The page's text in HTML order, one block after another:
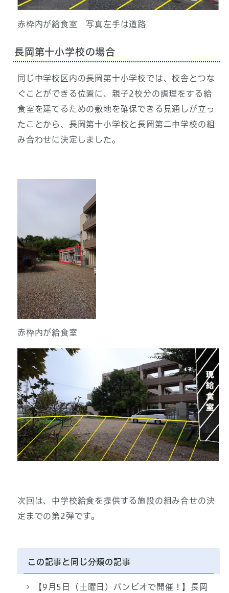
赤枠内が給食室 写真左手は道路
長岡第十小学校の場合
同じ中学校区内の長岡第十小学校では、校舎とつな
ぐことができる位置に、親子2校分の調理をする給
食室を建てるための敷地を確保できる見通しが立っ
たことから、長岡第十小学校と長岡第二中学校の組
み合わせに決定しました。
赤枠内が給食室
次回は、中学校給食を提供する施設の組み合せの決
定までの第2弾です。
この記事と同じ分類の記事
【9月5日（土曜日）バンビオで開催！】長岡